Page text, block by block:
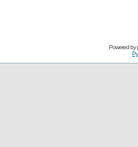
Powered by